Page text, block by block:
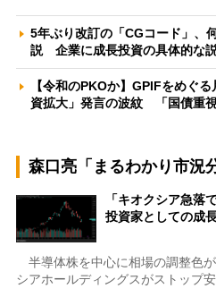
5年ぶり改訂の「CGコード」、
説 企業に成長投資の具体的な
【令和のPKOか】GPIFをめぐ
資拡大」発言の波紋 「国債重
森口亮「まるわかり市況
「キオクシア急
投資家としての成
半導体株を中心に相場の調整色
シアホールディングスがストップ